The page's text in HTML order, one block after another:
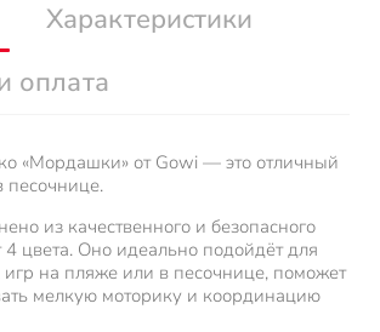
Характеристики
оплата
«Мордашки» от Gowi — это отличный
песочнице.
из качественного и безопасного
4 цвета. Оно идеально подойдёт для
игр на пляже или в песочнице, поможет
мелкую моторику и координацию